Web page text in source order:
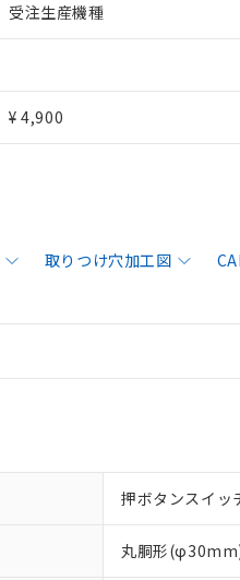
受注生産機種
¥ 4,900
取りつけ穴加工図
押ボタンスイッ
丸胴形